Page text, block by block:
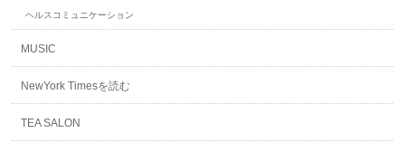
ヘルスコミュニケーション
MUSIC
NewYork Timesを読む
TEA SALON